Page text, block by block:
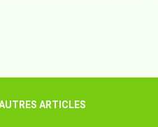
celle-ci ne pourra de toute
s...
ARTICLES